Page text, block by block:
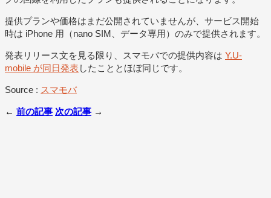
提供プランや価格はまだ公開されていませんが、サービス開始
時は iPhone 用（nano SIM、データ専用）のみで提供されます。
発表リリース文を見る限り、スマモバでの提供内容は Y.U-
mobile が同日発表したこととほぼ同じです。
Source : スマモバ
← 前の記事 次の記事 →